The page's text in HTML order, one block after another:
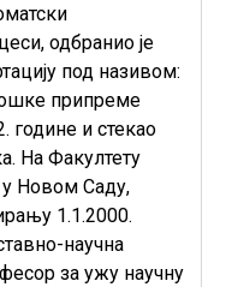
одбранио је
под називом:
припреме
године и стекао
На Факултету
у Новом Саду,
1.1.2000.
научна
за ужу научну